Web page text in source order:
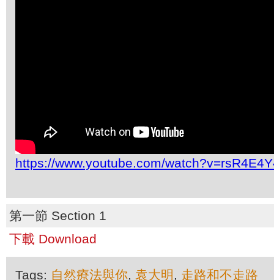
https://www.youtube.com/
第一節 Section 1
下載 Download
Tags: 自然療法與你, 袁大明 , 走路和不走路